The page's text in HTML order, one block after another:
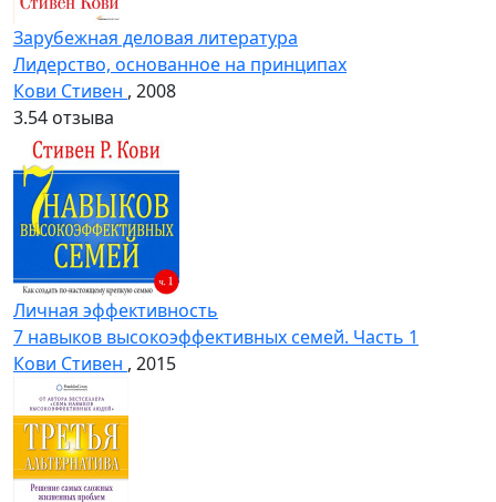
Зарубежная деловая литература
Лидерство, основанное на принципах
Кови Стивен , 2008
3.54 отзыва
Личная эффективность
7 навыков высокоэффективных семей. Часть 1
Кови Стивен , 2015